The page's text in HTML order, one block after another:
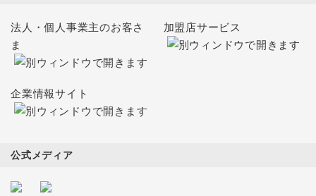
法人・個人事業主のお客さ
ま
加盟店サービス
企業情報サイト
公式メディア